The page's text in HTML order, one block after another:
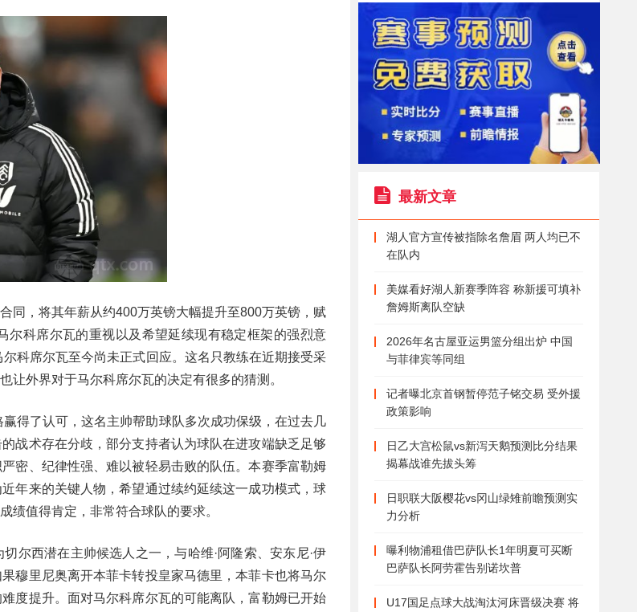
同，将其年薪从约400万英镑大幅提升至800万英镑，赋
科席尔瓦的重视以及希望延续现有稳定框架的强烈意
科席尔瓦至今尚未正式回应。这名只教练在近期接受采
让外界对于马尔科席尔瓦的决定有很多的猜测。
得了认可，这名主帅帮助球队多次成功保级，在过去几
战术存在分歧，部分支持者认为球队在进攻端缺乏足够
密、纪律性强、难以被轻易击败的队伍。本赛季富勒姆
年来的关键人物，希望通过续约延续这一成功模式，球
绩值得肯定，非常符合球队的要求。
尔西潜在主帅候选人之一，与哈维·阿隆索、安东尼·伊
穆里尼奥离开本菲卡转投皇家马德里，本菲卡也将马尔
度提升。面对马尔科席尔瓦的可能离队，富勒姆已开始
最新文章
湖人官方宣传被指除名詹眉 两人均已不
在队内
美媒看好湖人新赛季阵容 称新援可填补
詹姆斯离队空缺
2026年名古屋亚运男篮分组出炉 中国
与菲律宾等同组
记者曝北京首钢暂停范子铭交易 受外援
政策影响
日乙大宫松鼠vs新泻天鹅预测比分结果
揭幕战谁先拔头筹
日职联大阪樱花vs冈山绿雉前瞻预测实
力分析
曝利物浦租借巴萨队长1年明夏可买断
巴萨队长阿劳霍告别诺坎普
U17国足点球大战淘汰河床晋级决赛 将